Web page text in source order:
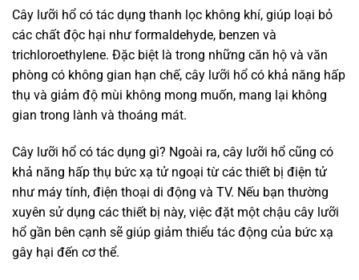
Cây lưỡi hổ có tác dụng thanh lọc không khí, giúp loại bỏ
các chất độc hại như formaldehyde, benzen và
trichloroethylene. Đặc biệt là trong những căn hộ và văn
phòng có không gian hạn chế, cây lưỡi hổ có khả năng hấp
thụ và giảm độ mùi không mong muốn, mang lại không
gian trong lành và thoáng mát.
Cây lưỡi hổ có tác dụng gì? Ngoài ra, cây lưỡi hổ cũng có
khả năng hấp thụ bức xạ tử ngoại từ các thiết bị điện tử
như máy tính, điện thoại di động và TV. Nếu bạn thường
xuyên sử dụng các thiết bị này, việc đặt một chậu cây lưỡi
hổ gần bên cạnh sẽ giúp giảm thiểu tác động của bức xạ
gây hại đến cơ thể.